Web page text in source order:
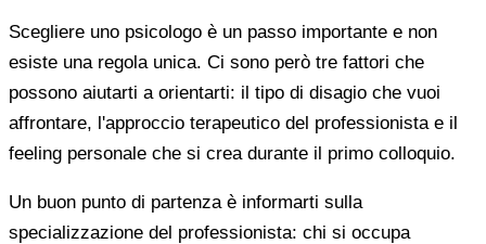
Scegliere uno psicologo è un passo importante e non
esiste una regola unica. Ci sono però tre fattori che
possono aiutarti a orientarti: il tipo di disagio che vuoi
affrontare, l'approccio terapeutico del professionista e il
feeling personale che si crea durante il primo colloquio.
Un buon punto di partenza è informarti sulla
specializzazione del professionista: chi si occupa